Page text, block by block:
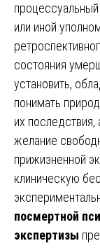
или иной
состояния
установить,
понимать
их
желание
прижизненной
клиническую
посмертной
экспертизы